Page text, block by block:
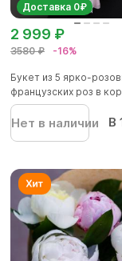
Доставка 0₽
3580 ₽ -16%
2 999 ₽
Букет из 5 ярко-
французских роз в
упа...
Нет в наличии В